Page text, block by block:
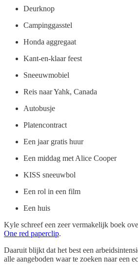
Deurknop
Campinggasstel
Honda aggregaat
Kant-en-klaar feest
Sneeuwmobiel
Reis naar Yahk, Canada
Autobusje
Platencontract
Een jaar gratis huur
Een middag met Alice Cooper
KISS sneeuwbol
Een rol in een film
Een huis
Kyle schreef een zeer vermakelijk boek
One red paperclip.
Daaruit blijkt dat het best een
alle aangeboden waar te zoeken naar een